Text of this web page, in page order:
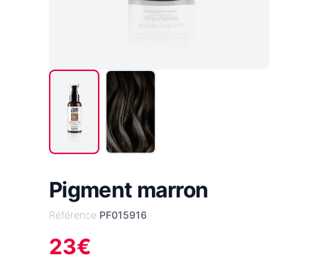
Pigment marron
Référence:PF015916
23€